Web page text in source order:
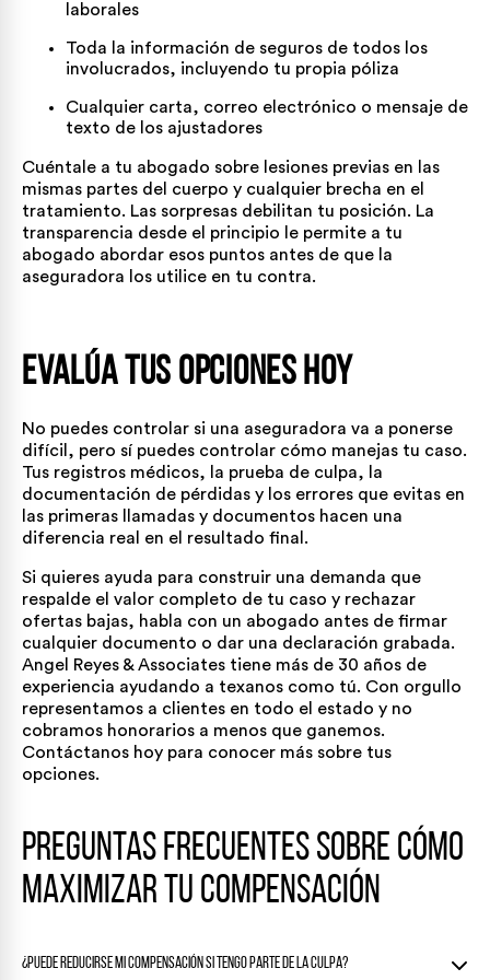
laborales
Toda la información de seguros de todos los
involucrados, incluyendo tu propia póliza
Cualquier carta, correo electrónico o mensaje de
texto de los ajustadores
Cuéntale a tu abogado sobre lesiones previas en las
mismas partes del cuerpo y cualquier brecha en el
tratamiento. Las sorpresas debilitan tu posición. La
transparencia desde el principio le permite a tu
abogado abordar esos puntos antes de que la
aseguradora los utilice en tu contra.
Evalúa Tus Opciones Hoy
No puedes controlar si una aseguradora va a ponerse
difícil, pero sí puedes controlar cómo manejas tu caso.
Tus registros médicos, la prueba de culpa, la
documentación de pérdidas y los errores que evitas en
las primeras llamadas y documentos hacen una
diferencia real en el resultado final.
Si quieres ayuda para construir una demanda que
respalde el valor completo de tu caso y rechazar
ofertas bajas, habla con un abogado antes de firmar
cualquier documento o dar una declaración grabada.
Angel Reyes & Associates tiene más de 30 años de
experiencia ayudando a texanos como tú. Con orgullo
representamos a clientes en todo el estado y no
cobramos honorarios a menos que ganemos.
Contáctanos hoy para conocer más sobre tus
opciones.
Preguntas frecuentes sobre cómo
maximizar tu compensación
¿Puede reducirse mi compensación si tengo parte de la culpa?